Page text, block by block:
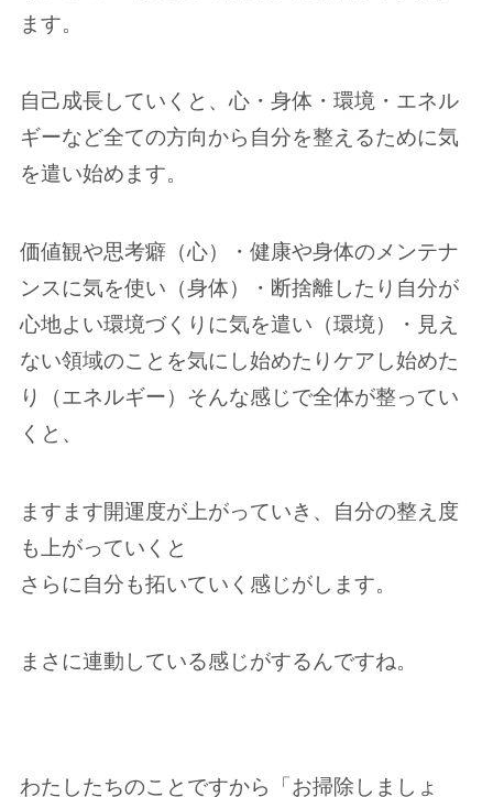
ます。
自己成長していくと、心・身体・環境・エネル
ギーなど全ての方向から自分を整えるために気
を遣い始めます。
価値観や思考癖（心）・健康や身体のメンテナ
ンスに気を使い（身体）・断捨離したり自分が
心地よい環境づくりに気を遣い（環境）・見え
ない領域のことを気にし始めたりケアし始めた
り（エネルギー）そんな感じで全体が整ってい
くと、
ますます開運度が上がっていき、自分の整え度
も上がっていくと
さらに自分も拓いていく感じがします。
まさに連動している感じがするんですね。
わたしたちのことですから「お掃除しましょ